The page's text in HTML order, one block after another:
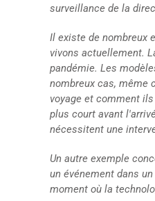
surveillance de la
Il existe de nombreux
vivons actuellement.
pandémie. Les
nombreux cas, même
voyage et comment
plus court avant
nécessitent une
Un autre exemple
un événement dans
moment où la